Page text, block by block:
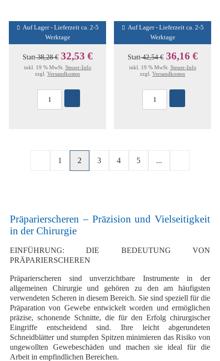
Auf Lager - Lieferzeit ca. 2-5
Werktage
Statt38,28 € 32,53 €
inkl. 19 % MwSt. Steuer-Info
zzgl. Versandkosten
Auf Lager - Lieferzeit ca. 2-5
Werktage
Statt42,54 € 36,16 €
inkl. 19 % MwSt. Steuer-Info
zzgl. Versandkosten
1 2 3 4 5 ...
Präparierscheren – Präzision und Vielseitigkeit
in der Chirurgie
EINFÜHRUNG: DIE BEDEUTUNG VON
PRÄPARIERSCHEREN
Präparierscheren sindunverzichtbare Instrumentein der
allgemeinen Chirurgieund gehören zu denam häufigsten
verwendeten Scheren in diesem Bereich. Sie sind speziell für die
Präparation von Gewebeentwickelt worden und ermöglichen
präzise, schonende Schnitte, die für den Erfolg chirurgischer
Eingriffe entscheidend sind. Ihre leicht abgerundeten
Schneidblätterundstumpfen Spitzen minimieren das Risiko von
ungewollten Gewebeschäden und machen sie ideal für die
Arbeit in empfindlichen Bereichen.